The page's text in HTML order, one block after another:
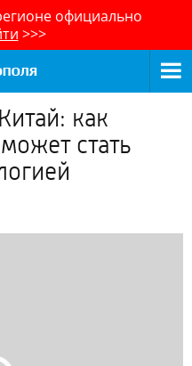
официально
>>>
как
стать